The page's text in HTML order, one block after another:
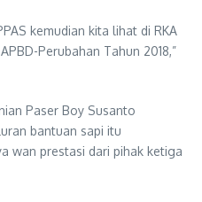
kemudian kita lihat di RKA
Perubahan Tahun 2018,”
Paser Boy Susanto
bantuan sapi itu
wan prestasi dari pihak ketiga